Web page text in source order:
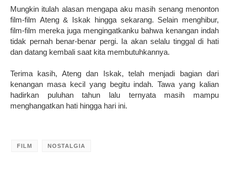
Mungkin itulah alasan mengapa aku masih senang menonton
film-film Ateng & Iskak hingga sekarang. Selain menghibur,
film-film mereka juga mengingatkanku bahwa kenangan indah
tidak pernah benar-benar pergi. Ia akan selalu tinggal di hati
dan datang kembali saat kita membutuhkannya.
Terima kasih, Ateng dan Iskak, telah menjadi bagian dari
kenangan masa kecil yang begitu indah. Tawa yang kalian
hadirkan puluhan tahun lalu ternyata masih mampu
menghangatkan hati hingga hari ini.
FILM NOSTALGIA